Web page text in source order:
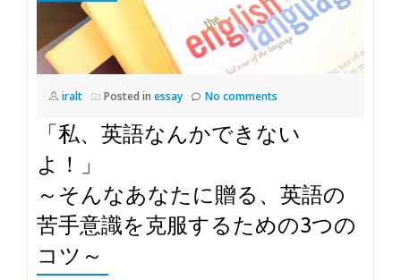
iralt Posted in essay No comments
「私、英語なんかできない
よ！」
～そんなあなたに贈る、英語の
苦手意識を克服するための3つの
コツ～